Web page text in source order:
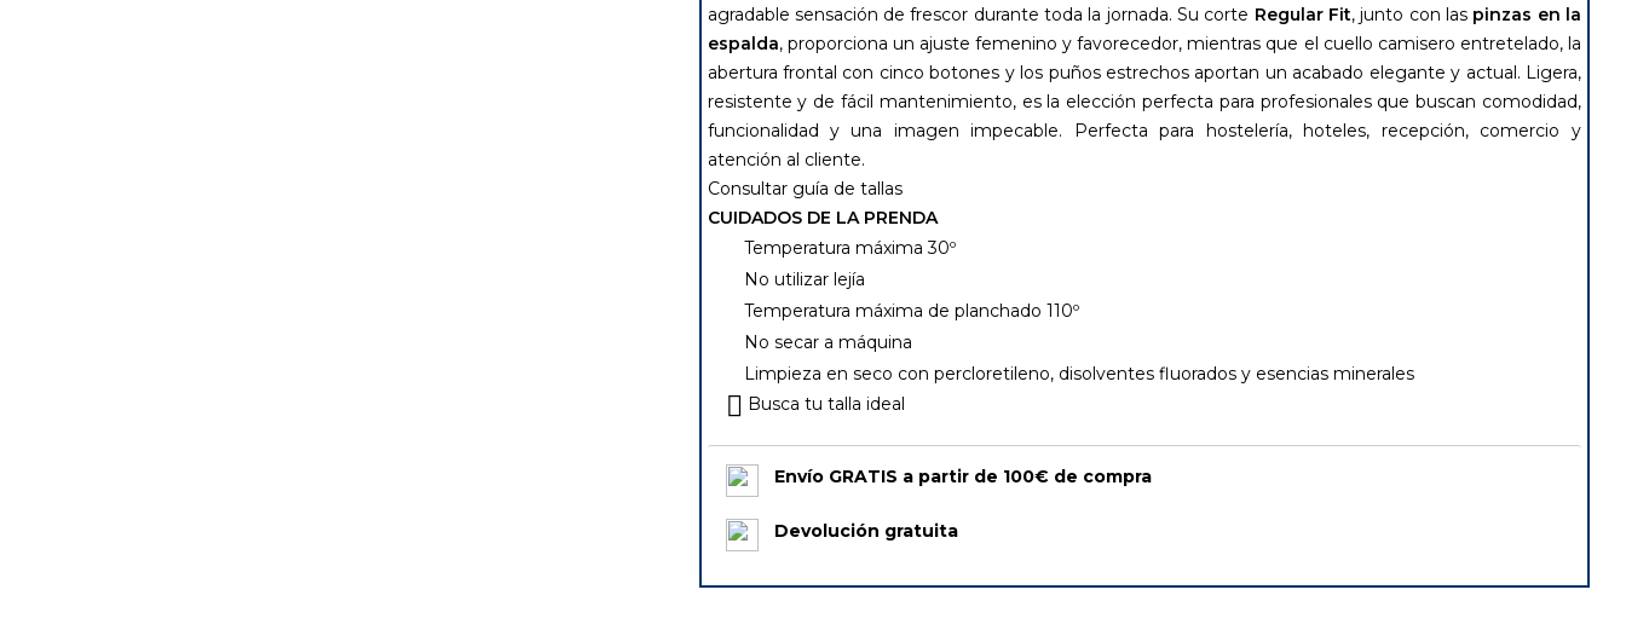
agradable sensación de frescor durante toda la jornada. Su corte Regular Fit, junto con las pinzas en la
espalda, proporciona un ajuste femenino y favorecedor, mientras que el cuello camisero entretelado, la
abertura frontal con cinco botones y los puños estrechos aportan un acabado elegante y actual. Ligera,
resistente y de fácil mantenimiento, es la elección perfecta para profesionales que buscan comodidad,
funcionalidad y una imagen impecable. Perfecta para hostelería, hoteles, recepción, comercio y
atención al cliente.
Consultar guía de tallas
CUIDADOS DE LA PRENDA
Temperatura máxima 30º
No utilizar lejía
Temperatura máxima de planchado 110º
No secar a máquina
Limpieza en seco con percloretileno, disolventes fluorados y esencias minerales
Busca tu talla ideal
Envío GRATIS a partir de 100€ de compra
Devolución gratuita